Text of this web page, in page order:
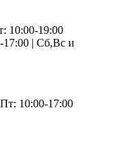
10:00-19:00
17:00 | Сб,Вс и
10:00-17:00